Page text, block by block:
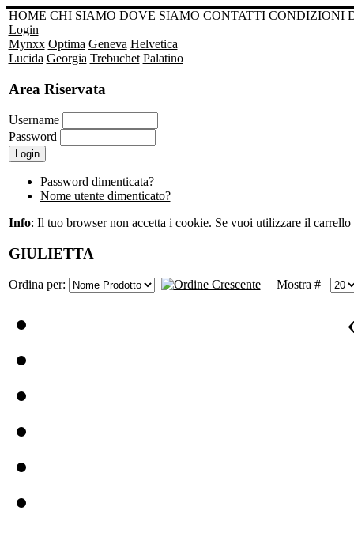
HOME CHI SIAMO DOVE SIAMO CONTATTI CONDIZIONI
Login
Mynxx Optima Geneva Helvetica
Lucida Georgia Trebuchet Palatino
Area Riservata
Username
Password
Password dimenticata?
Nome utente dimenticato?
Info: Il tuo browser non accetta i cookie. Se vuoi utilizzare il
GIULIETTA
Ordina per: Mostra #